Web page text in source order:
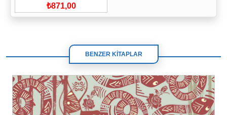
₺871,00
BENZER KİTAPLAR